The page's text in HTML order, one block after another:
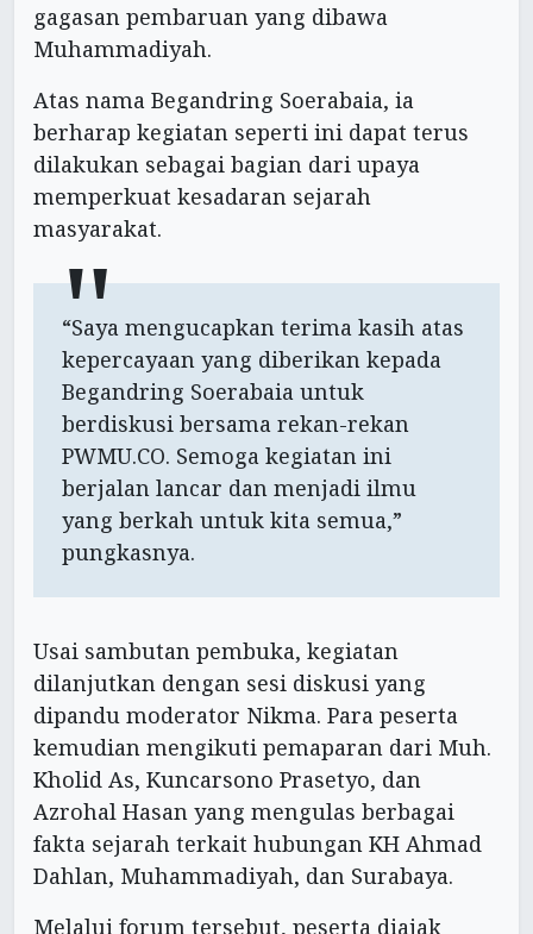
gagasan pembaruan yang dibawa
Muhammadiyah.
Atas nama Begandring Soerabaia, ia
berharap kegiatan seperti ini dapat terus
dilakukan sebagai bagian dari upaya
memperkuat kesadaran sejarah
masyarakat.
“Saya mengucapkan terima kasih atas
kepercayaan yang diberikan kepada
Begandring Soerabaia untuk
berdiskusi bersama rekan-rekan
PWMU.CO. Semoga kegiatan ini
berjalan lancar dan menjadi ilmu
yang berkah untuk kita semua,”
pungkasnya.
Usai sambutan pembuka, kegiatan
dilanjutkan dengan sesi diskusi yang
dipandu moderator Nikma. Para peserta
kemudian mengikuti pemaparan dari Muh.
Kholid As, Kuncarsono Prasetyo, dan
Azrohal Hasan yang mengulas berbagai
fakta sejarah terkait hubungan KH Ahmad
Dahlan, Muhammadiyah, dan Surabaya.
Melalui forum tersebut, peserta diajak